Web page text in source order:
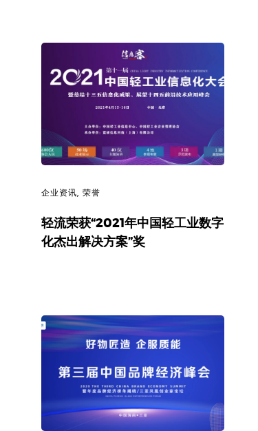
企业资讯, 荣誉
轻流荣获“2021年中国轻工业数字
化杰出解决方案”奖